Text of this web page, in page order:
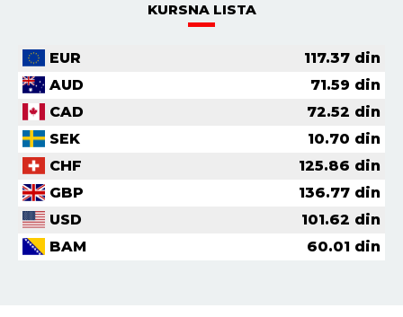
KURSNA LISTA
EUR 117.37 din
AUD
71.59 din
CAD
72.52 din
SEK
10.70 din
CHF
125.86 din
GBP
136.77 din
USD
101.62 din
BAM
60.01 din